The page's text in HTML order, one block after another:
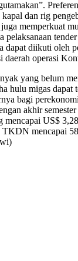
dan rig
memperkuat
pelaksanaan
dapat diikuti oleh
daerah operasi
yang belum
hulu migas dapat
bagi
akhir
mencapai US$
mencapai